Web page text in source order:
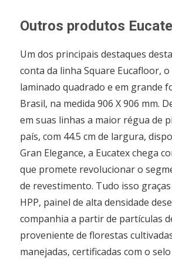
Outros produtos
Um dos principais destaques
conta da linha Square Eucafloor,
laminado quadrado e em grande
Brasil, na medida 906 X 906 mm.
em suas linhas a maior régua de
país, com 44.5 cm de largura,
Gran Elegance, a Eucatex chega
que promete revolucionar o
de revestimento. Tudo isso
HPP, painel de alta densidade
companhia a partir de partículas
proveniente de florestas
manejadas, certificadas com o selo